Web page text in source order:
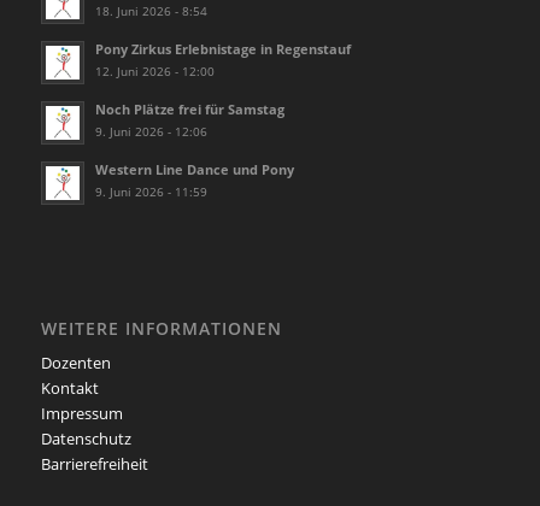
18. Juni 2026 - 8:54
Pony Zirkus Erlebnistage in Regenstauf
12. Juni 2026 - 12:00
Noch Plätze frei für Samstag
9. Juni 2026 - 12:06
Western Line Dance und Pony
9. Juni 2026 - 11:59
WEITERE INFORMATIONEN
Dozenten
Kontakt
Impressum
Datenschutz
Barrierefreiheit